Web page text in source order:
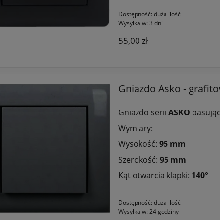
Dostępność: duża ilość
Wysyłka w: 3 dni
55,00 zł
Gniazdo Asko -
Gniazdo serii ASKO
Wymiary:
Wysokość: 95 mm
Szerokość: 95 mm
Kąt otwarcia klapki: 140°
Dostępność: duża ilość
Wysyłka w: 24 godziny